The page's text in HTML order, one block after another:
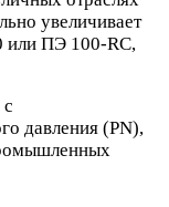
увеличивает
или ПЭ 100-RC,
давления (PN),